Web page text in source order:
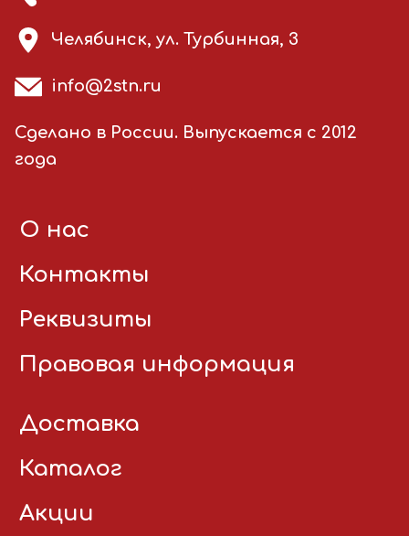
Челябинск, ул. Турбинная, 3
info@2stn.ru
Сделано в России. Выпускается с 2012
года
О нас
Контакты
Реквизиты
Правовая информация
Доставка
Каталог
Акции